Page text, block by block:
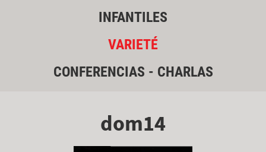
INFANTILES
VARIETÉ
CONFERENCIAS - CHARLAS
dom14